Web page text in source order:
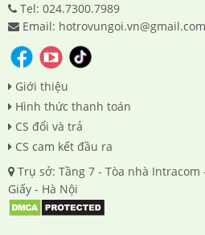
Tel: 024.7300.7989
Email: hotrovungoi.vn@gmail.com
Giới thiệu
Hình thức thanh toán
CS đổi và trả
CS cam kết đầu ra
Trụ sở: Tầng 7 - Tòa nhà Intracom
Giấy - Hà Nội